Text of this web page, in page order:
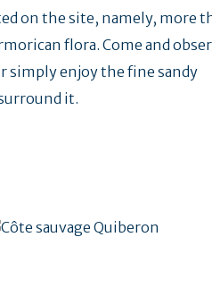
on the site, namely, more
flora. Come and
simply enjoy the fine sandy
it.